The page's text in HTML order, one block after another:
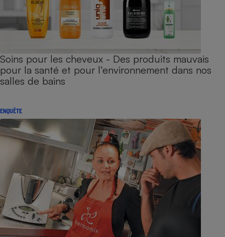
Soins pour les cheveux - Des produits mauvais
pour la santé et pour l’environnement dans nos
salles de bains
ENQUÊTE